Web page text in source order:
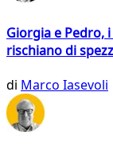
Giorgia e Pedro,
rischiano di
di Marco Iasevoli